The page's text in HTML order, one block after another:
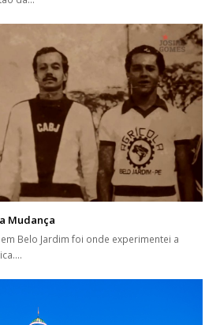
Mudança
Belo Jardim foi onde experimentei a